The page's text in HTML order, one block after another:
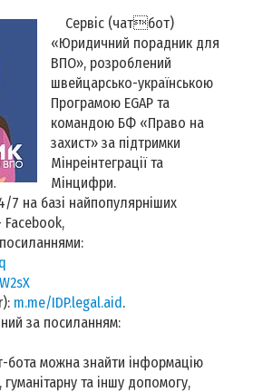
Сервіс (чатбот)
«Юридичний порадник для
ВПО», розроблений
швейцарсько-українською
Програмою EGAP та
командою БФ «Право на
захист» за підтримки
Мінреінтеграції та
Мінцифри.
на базі найпопулярніших
Facebook,
m.me/IDP.legal.aid.
за посиланням:
можна знайти інформацію
та іншу допомогу,